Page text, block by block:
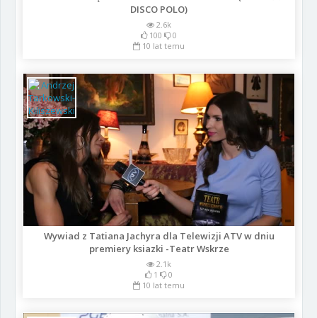
DISCO POLO)
2.6k
100
0
10 lat temu
Wywiad z Tatiana Jachyra dla Telewizji ATV w dniu
premiery ksiazki -Teatr Wskrze
2.1k
1
0
10 lat temu